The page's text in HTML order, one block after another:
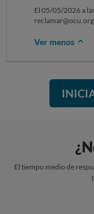
establecimiento,
asumir un
producto esencial
El 05/05/2026 a
Ver menos
El tiempo medio de